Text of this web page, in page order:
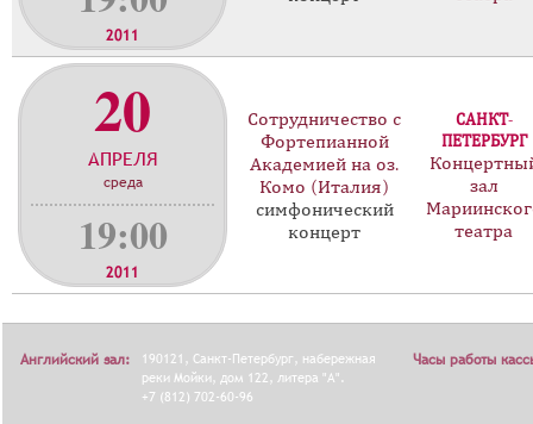
о
2011
20
АПРЕЛЯ
среда
19:00
2011
Сотрудничество с
Фортепианной
Академией на оз.
Комо (Италия)
симфонический
концерт
САНКТ-
ПЕТЕРБУРГ
зал
театра
Английский зал:
190121, Санкт-Петербург, набережная
реки Мойки, дом 122, литера "А".
+7 (812) 702-60-96
Часы работы